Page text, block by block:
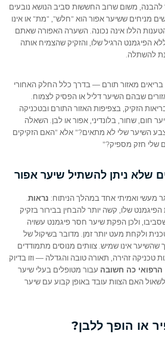
להבנה, משום שרוב החששות סביב הנושא נובעים
מניחים ששיער אפור הוא "חלש", "מת" או אינו
הללו אינה נכונה. השערה האפורה שאתם
הפיגמנט הרגיל שלו, והזקיק שהצמיח אותה
להשתלה.
מאזור תורם — בדרך כלל החלק האחורי
שבהם השיער דליל או הפסיק לצמוח.
הזקיק, בצפיפות האזור התורם ובטכניקה
חום, שחור, בלונדיני, אפור או לבן. השאלה
השיער שלי לא מתאים?" אלא "האם הזקיקים
שלי חזק מספיק?"
שלא ניתן להשתיל שיער אפור
מעשי ואמיתי אחד במהלך הניתוח: נראות
שלו, קשה יותר להבחין בבירור בזקיק
ולכן הפקת שיער חסר פיגמנט עשויה
ולקחת מעט יותר זמן. מדובר בשיקול של
שהשיער אינו שמיש. צוותים מנוסים מתמודדים
טכניקה זהירה, תאורה טובה והגדלה — וזו בדיוק
הרפואי כה חשובה עבור מטופלים בעלי שיער
האם הצוות עובד באופן קבוע עם שיער
או הופך ללבן?